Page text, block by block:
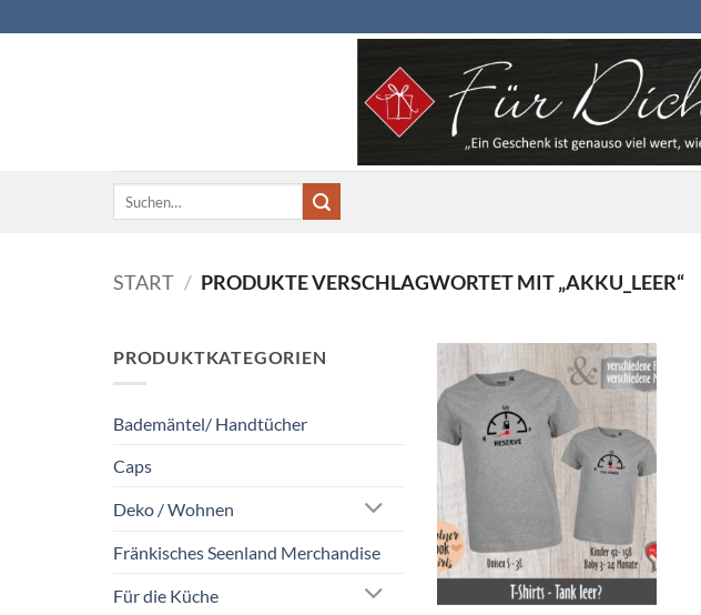
Inhalt
Suchen
START / PRODUKTE VERSCHLAGWORTET MIT „AKKU_LEER“
PRODUKTKATEGORIEN
Bademäntel/ Handtücher
Caps
Deko / Wohnen
Fränkisches Seenland Merchandise
Für die Küche